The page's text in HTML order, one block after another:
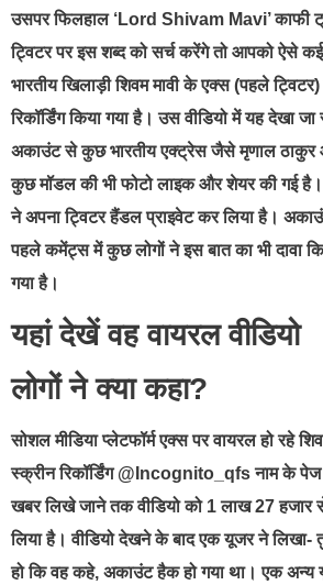
उसपर फिलहाल ‘Lord Shivam Mavi’ काफी
ट्विटर पर इस शब्द को सर्च करेंगे तो आपको ऐसे
भारतीय खिलाड़ी शिवम मावी के एक्स (पहले
रिकॉर्डिंग किया गया है। उस वीडियो में यह देखा
अकाउंट से कुछ भारतीय एक्ट्रेस जैसे मृणाल ठाकुर
कुछ मॉडल की भी फोटो लाइक और शेयर की गई है।
ने अपना ट्विटर हैंडल प्राइवेट कर लिया है।
पहले कमेंट्स में कुछ लोगों ने इस बात का भी दावा
गया है।
यहां देखें वह वायरल वीडियो
लोगों ने क्या कहा?
सोशल मीडिया प्लेटफॉर्म एक्स पर वायरल हो रहे
स्क्रीन रिकॉर्डिंग @Incognito_qfs नाम के पेज
खबर लिखे जाने तक वीडियो को 1 लाख 27 हजार
लिया है। वीडियो देखने के बाद एक यूजर ने लिखा-
हो कि वह कहे, अकाउंट हैक हो गया था। एक अन्य